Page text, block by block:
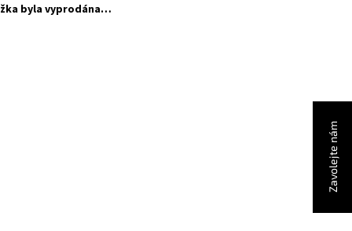
Zavolejte nám
byla vyprodána…